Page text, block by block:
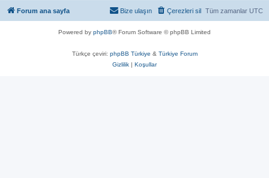
Forum ana sayfa Tüm zamanlar UTC
Çerezleri sil
Bize ulaşın
Powered by phpBB® Forum Software © phpBB Limited
Türkçe çeviri: phpBB Türkiye & Türkiye Forum
Gizlilik | Koşullar